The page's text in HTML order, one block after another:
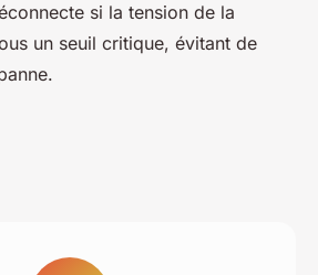
si la tension de la
un seuil critique, évitant de